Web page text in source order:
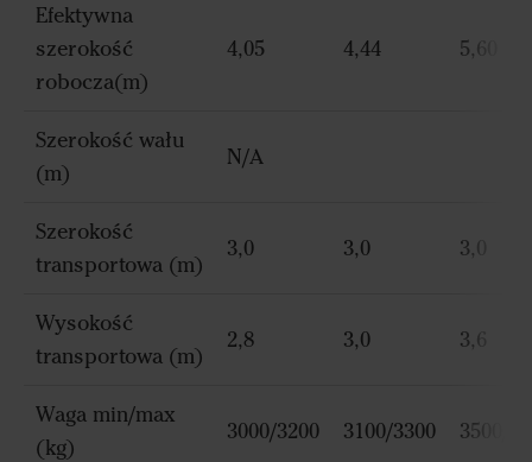
Efektywna
szerokość
robocza(m)
4,05 4,44 5,60
Szerokość wału
(m)
N/A
Szerokość
transportowa (m)
3,0 3,0 3,0
Wysokość
transportowa (m)
2,8 3,0 3,6
Waga min/max
(kg)
3000/3200 3100/3300 3500/